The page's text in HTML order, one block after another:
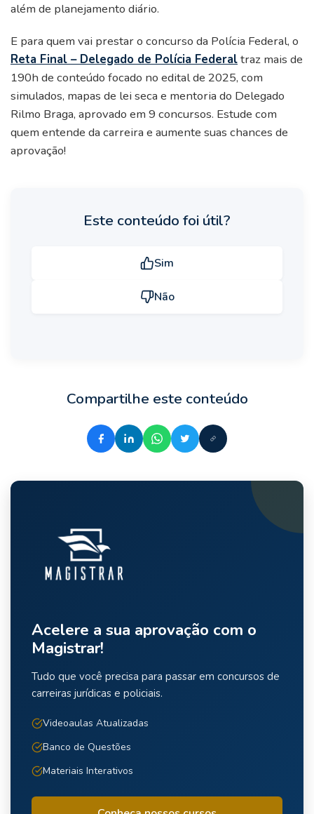
além de planejamento diário.
E para quem vai prestar o concurso da Polícia Federal, o
Reta Final – Delegado de Polícia Federaltraz mais de
190h de conteúdo focado no edital de 2025, com
simulados, mapas de lei seca e mentoria do Delegado
Rilmo Braga, aprovado em 9 concursos. Estude com
quem entende da carreira e aumente suas chances de
aprovação!
Este conteúdo foi útil?
Sim
Não
Compartilhe este conteúdo
Acelere a sua aprovação com o
Magistrar!
Tudo que você precisa para passar em concursos de
carreiras jurídicas e policiais.
Videoaulas Atualizadas
Banco de Questões
Materiais Interativos